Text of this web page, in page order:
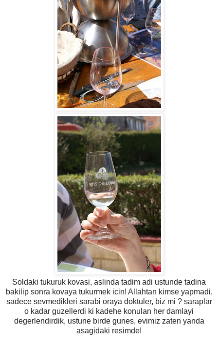
Soldaki tukuruk kovasi, aslinda tadim adi ustunde tadina
bakilip sonra kovaya tukurmek icin! Allahtan kimse yapmadi,
sadece sevmedikleri sarabi oraya doktuler, biz mi ? saraplar
o kadar guzellerdi ki kadehe konulan her damlayi
degerlendirdik, ustune birde gunes, evimiz zaten yanda
asagidaki resimde!